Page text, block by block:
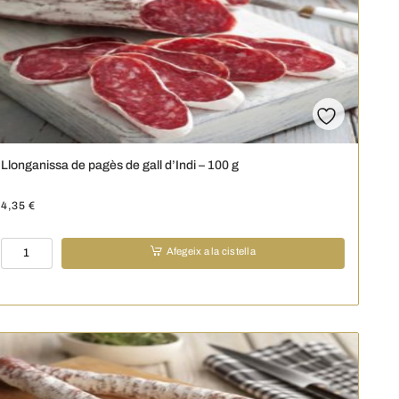
Llonganissa de pagès de gall d’Indi – 100 g
4,35 €
quantitat
de
de
gall
d'Indi
-
Afegeix a la cistella